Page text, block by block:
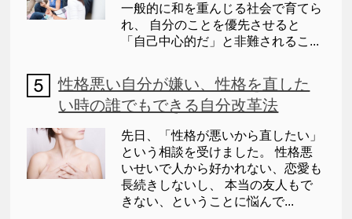
一般的に和を重んじる社会で育てら
れ、 自分のことを優先させると
「自己中心的だ」と非難されるこ...
性格悪い自分が嫌い、性格を直した
い時の誰でもできる自分改革法
先日、「性格が悪いから直したい」
という相談を受けました。 性格悪
いせいで人から好かれない、恋愛も
長続きしないし、 本当の友人もで
きない、ということに悩んで...